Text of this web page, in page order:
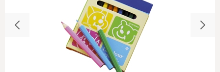
名入れについて
特定商取引法に基づく表記
プライバシーポリシー